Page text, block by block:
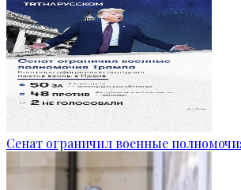
Сенат ограничил военные